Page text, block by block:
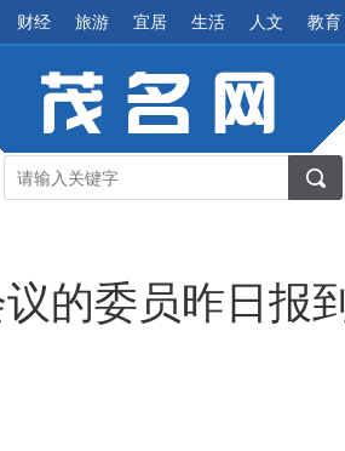
财经 旅游 宜居 生活 人文 教育
的委员昨日报到